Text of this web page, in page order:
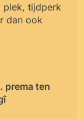
plek, tijdperk
dan ook
prema ten